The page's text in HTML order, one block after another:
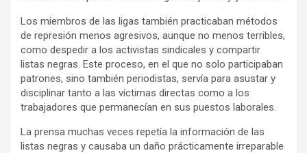
Los miembros de las ligas también practicaban métodos
de represión menos agresivos, aunque no menos terribles,
como despedir a los activistas sindicales y compartir
listas negras. Este proceso, en el que no solo participaban
patrones, sino también periodistas, servía para asustar y
disciplinar tanto a las víctimas directas como a los
trabajadores que permanecían en sus puestos laborales.
La prensa muchas veces repetía la información de las
listas negras y causaba un daño prácticamente irreparable